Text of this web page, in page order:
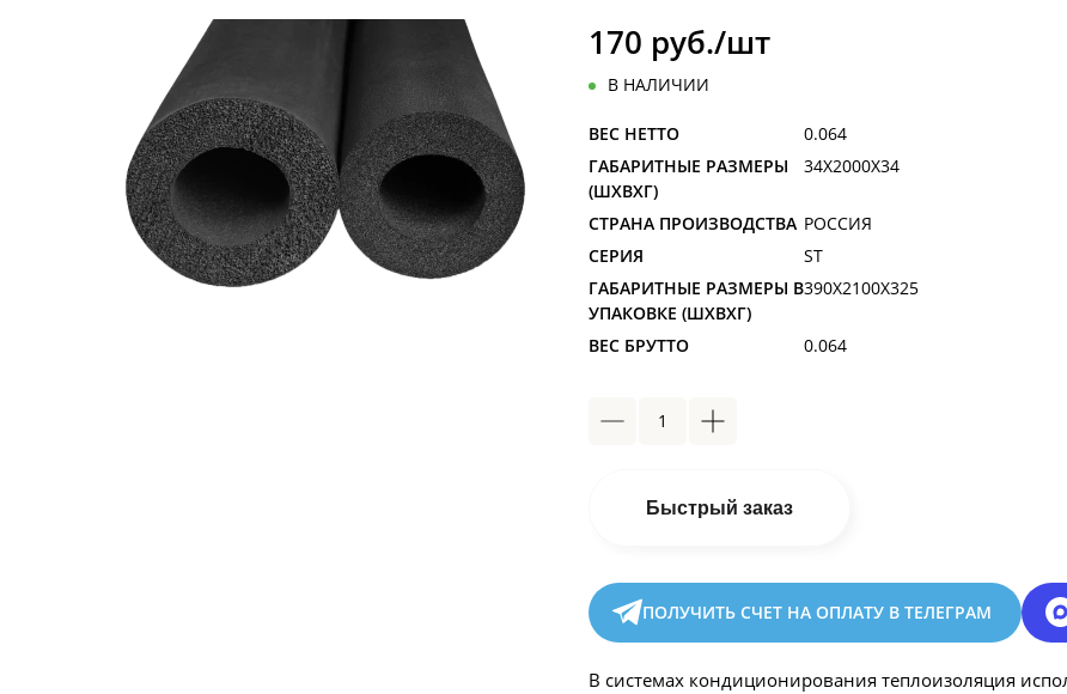
170 руб./шт
В НАЛИЧИИ
ВЕС НЕТТО
0.064
ГАБАРИТНЫЕ РАЗМЕРЫ
(ШXВXГ)
34X2000X34
СТРАНА ПРОИЗВОДСТВА РОССИЯ
СЕРИЯ
ST
ГАБАРИТНЫЕ РАЗМЕРЫ В
УПАКОВКЕ (ШXВXГ)
390X2100X325
ВЕС БРУТТО 0.064
Быстрый заказ
ПОЛУЧИТЬ СЧЕТ НА ОПЛАТУ В ТЕЛЕГРАМ
В системах кондиционирования теплоизоляция